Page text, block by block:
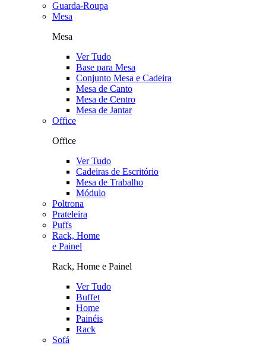
Guarda-Roupa
Mesa
Mesa
Ver Tudo
Base para Mesa
Conjunto Mesa e Cadeira
Mesa de Canto
Mesa de Centro
Mesa de Jantar
Office
Office
Ver Tudo
Cadeiras de Escritório
Mesa de Trabalho
Módulo
Poltrona
Prateleira
Puffs
Rack, Home
e Painel
Rack, Home e Painel
Ver Tudo
Buffet
Home
Painéis
Rack
Sofá